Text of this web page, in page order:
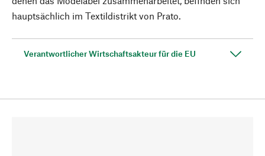
hauptsächlich im Textildistrikt von Prato.
Verantwortlicher Wirtschaftsakteur für die EU